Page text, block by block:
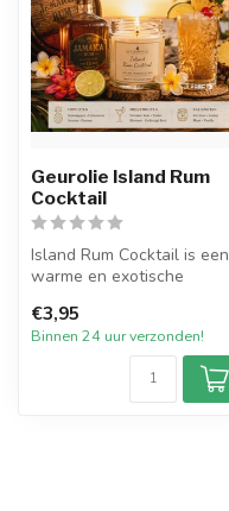
Geurolie Island Rum
Cocktail
Island Rum Cocktail is een
warme en exotische
fruit, do...
€3,95
Binnen 24 uur verzonden!